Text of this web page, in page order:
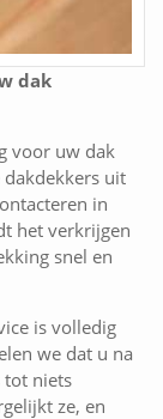
dak
voor uw dak
dakdekkers uit
in
het verkrijgen
snel en
is volledig
we dat u na
tot niets
ze, en